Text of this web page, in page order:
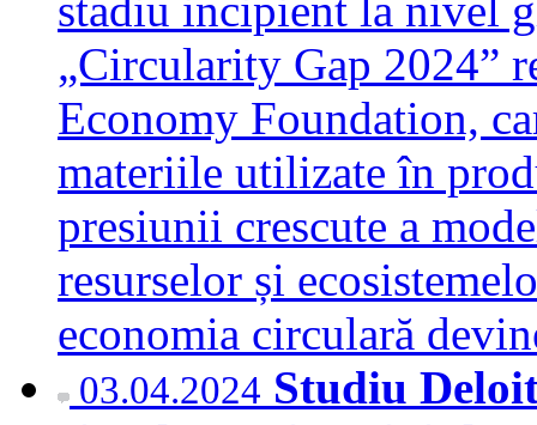
„Circularity Gap 2024”
Economy Foundation,
materiile utilizate în
presiunii crescute a
resurselor și
economia circulară
03.04.2024 Studiu